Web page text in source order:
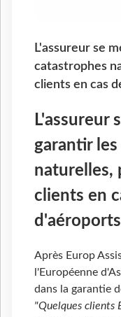
L'assureur se
catastrophes
clients en cas
L'assureur
garantir
naturelles,
clients en
Après Europ
l'Européenne
dans la garantie
"Quelques clients